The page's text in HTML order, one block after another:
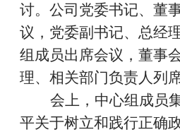
讨。公司 党委书记、董
议， 党委副书记、总经
组成员出席会议，董事
理、相关部门负责人列
会上，中心组成员
平关于树立和践行正确